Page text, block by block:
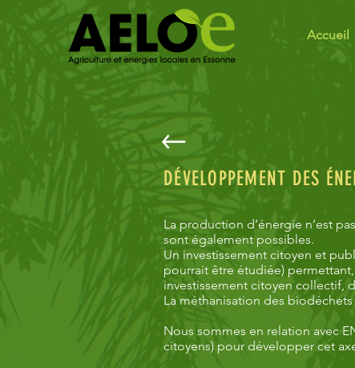
Accueil
DÉVELOPPEMENT DES
La production d’énergie n’est
sont également possibles.
Un investissement citoyen et
pourrait être étudiée)
investissement citoyen collectif,
La méthanisation des
Nous sommes en relation avec
citoyens) pour développer cet